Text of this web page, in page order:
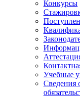
Конкурсы
Учебные
Сведения